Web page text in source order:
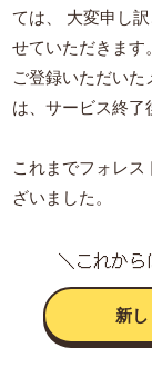
ては、
大変申し
せていただきます。
ご登録いただい
は、サービス終了
これまでフォレ
ざいました。
＼これか
新